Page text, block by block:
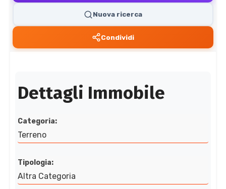
Nuova ricerca
Condividi
Dettagli Immobile
Categoria:
Terreno
Tipologia:
Altra Categoria